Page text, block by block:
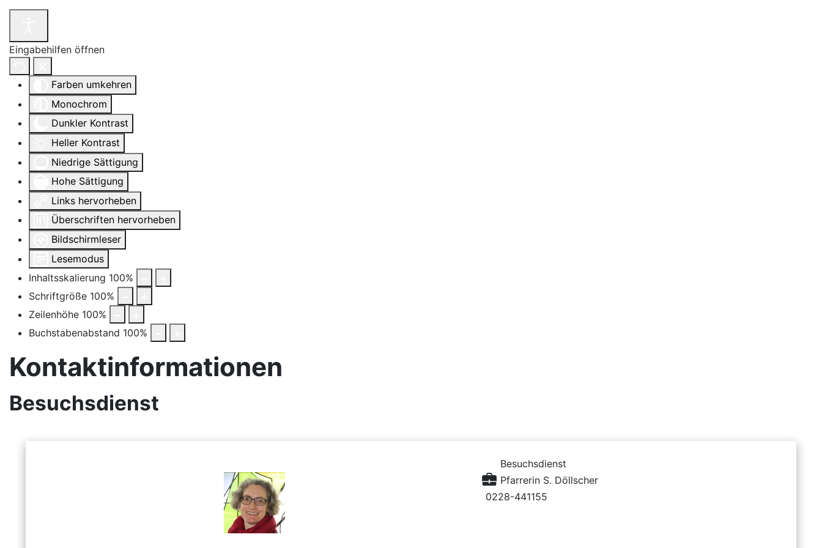
Eingabehilfen öffnen
Farben umkehren
Monochrom
Dunkler Kontrast
Heller Kontrast
Niedrige Sättigung
Hohe Sättigung
Links hervorheben
Überschriften hervorheben
Bildschirmleser
Lesemodus
Inhaltsskalierung 100%
Schriftgröße 100%
Zeilenhöhe 100%
Buchstabenabstand 100%
Kontaktinformationen
Besuchsdienst
Besuchsdienst
Pfarrerin S. Döllscher
0228-441155